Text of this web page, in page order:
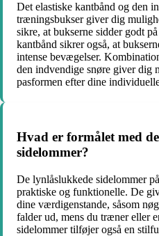
Det elastiske kantbånd og den
træningsbukser giver dig
sikre, at bukserne sidder godt
kantbånd sikrer også, at
intense bevægelser.
den indvendige snøre giver dig
pasformen efter dine
Hvad er formålet med
sidelommer?
De lynlåslukkede sidelommer
praktiske og funktionelle. De
dine værdigenstande, såsom
falder ud, mens du træner eller
sidelommer tilføjer også en